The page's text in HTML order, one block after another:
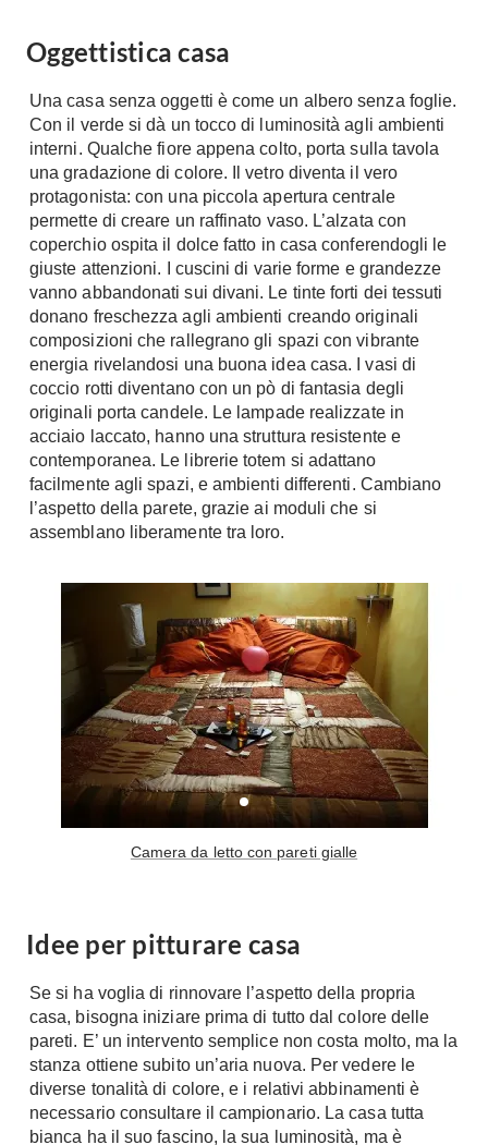
Lenzuola
Piumini
Letti Contenitore
Letti a Scomparsa
Armadi
Armadio ante Battenti
Armadi ante
Scorrevoli
Cabine Armadio
Armadi su misura
Armadi Angolo
I consigli sugli armadi
Camerette
Camerette Ragazzi
Camerette Bambini
Per Neonati
Lettini
Materassi
Lattice
Memory Foam
Reti Letto
Consigli materassi
Arredo Bagno
Cabine Doccia
Idromassaggio
Accessori Bagno
Rubinetteria
Vasche da Bagno
Televisori
Hi-Fi
Home-Theatre
Console
Porte
Blindate
Porte Interne
Porte Scorrevoli
Portoni
Maniglie
Finestre
Finestre Pvc
Persiane
Scale
A Chiocciola
Scale Interni
Ringhiere
Rivestimenti
Ceramica
Cotto
Laminato
Moquette
Carta da parati
Pavimenti esterni
Fai da Te
Oggettistica casa
Una casa senza oggetti è come un albero senza foglie.
Con il verde si dà un tocco di luminosità agli ambienti
interni. Qualche fiore appena colto, porta sulla tavola
una gradazione di colore. Il vetro diventa il vero
protagonista: con una piccola apertura centrale
permette di creare un raffinato vaso. L’alzata con
coperchio ospita il dolce fatto in casa conferendogli le
giuste attenzioni. I cuscini di varie forme e grandezze
vanno abbandonati sui divani. Le tinte forti dei tessuti
donano freschezza agli ambienti creando originali
composizioni che rallegrano gli spazi con vibrante
energia rivelandosi una buona idea casa. I vasi di
coccio rotti diventano con un pò di fantasia degli
originali porta candele. Le lampade realizzate in
acciaio laccato, hanno una struttura resistente e
contemporanea. Le librerie totem si adattano
facilmente agli spazi, e ambienti differenti. Cambiano
l’aspetto della parete, grazie ai moduli che si
assemblano liberamente tra loro.
Camera da letto con pareti gialle
Idee per pitturare casa
Se si ha voglia di rinnovare l’aspetto della propria
casa, bisogna iniziare prima di tutto dal colore delle
pareti. E’ un intervento semplice non costa molto, ma la
stanza ottiene subito un’aria nuova. Per vedere le
diverse tonalità di colore, e i relativi abbinamenti è
necessario consultare il campionario. La casa tutta
bianca ha il suo fascino, la sua luminosità, ma è